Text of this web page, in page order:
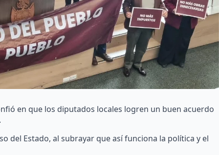
en que los diputados locales logren un buen acuerdo
del Estado, al subrayar que así funciona la política y el